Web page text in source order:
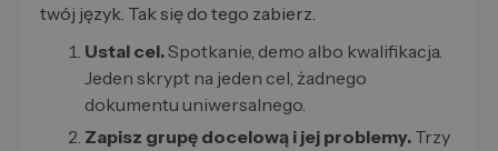
twój język. Tak się do tego zabierz.
Ustal cel.Spotkanie, demo albo kwalifikacja.
Jeden skrypt na jeden cel, żadnego
dokumentu uniwersalnego.
Zapisz grupę docelową i jej problemy. Trzy